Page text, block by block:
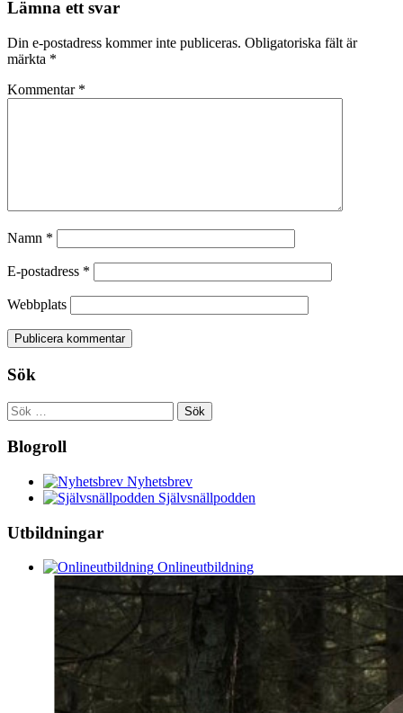
Lämna ett svar
Din e-postadress kommer inte publiceras. Obligatoriska fält är
märkta *
Kommentar *
Namn *
E-postadress *
Webbplats
Sök
Sök
efter:
Blogroll
Nyhetsbrev
Självsnällpodden
Utbildningar
Onlineutbildning